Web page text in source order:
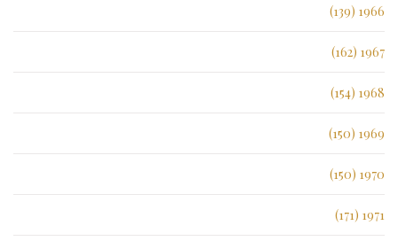
1966 (139)
1967 (162)
1968 (154)
1969 (150)
1970 (150)
1971 (171)